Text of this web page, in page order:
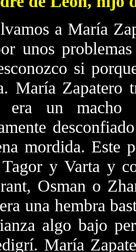
a María
unos
si
María
era un macho
mordida. Este
y Varta y
Osman o
una hembra
algo bajo
María